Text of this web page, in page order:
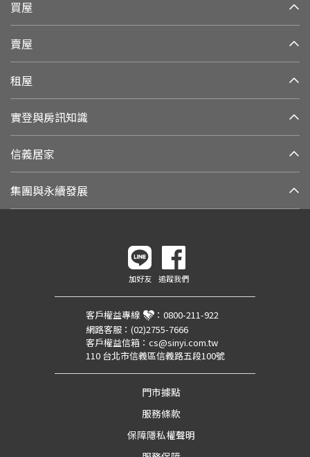
買屋
賣屋
租屋
實登與房訊知識
信義居家
集團與永續發展
加好友 追蹤我們
客戶權益專線 ： 0800-211-922
網路客服： (02)2755-7666
客戶權益信箱： cs@sinyi.com.tw
110 台北市信義區信義路五段100號
門市據點
服務條款
保障隱私權聲明